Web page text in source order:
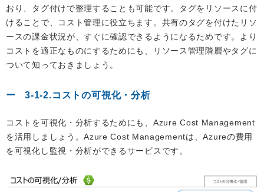
おり、タグ付けで整理することも可能です。タグをリソースに付
けることで、コスト管理に役立ちます。共有のタグを付けたリソ
ースの課金状況が、すぐに確認できるようになるためです。より
コストを適正なものにするためにも、リソース管理階層やタグに
ついて知っておきましょう。
3-1-2.コストの可視化・分析
コストを可視化・分析するためにも、Azure Cost Management
を活用しましょう。Azure Cost Managementは、Azureの費用
を可視化し監視・分析ができるサービスです。